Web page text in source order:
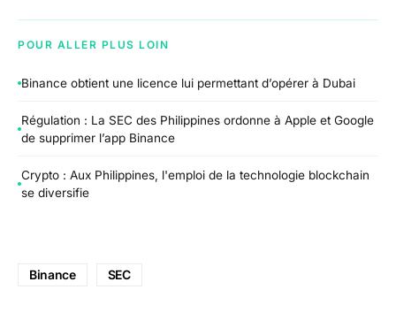
POUR ALLER PLUS LOIN
Binance obtient une licence lui permettant d’opérer à Dubai
Régulation : La SEC des Philippines ordonne à Apple et Google
de supprimer l’app Binance
Crypto : Aux Philippines, l'emploi de la technologie blockchain
se diversifie
Binance SEC